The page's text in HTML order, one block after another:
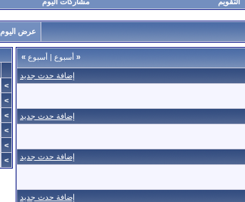
عرض اليوم
« أسبوع | أسبوع »
إضافة حدث جديد
إضافة حدث جديد
إضافة حدث جديد
إضافة حدث جديد
>
>
>
>
>
>